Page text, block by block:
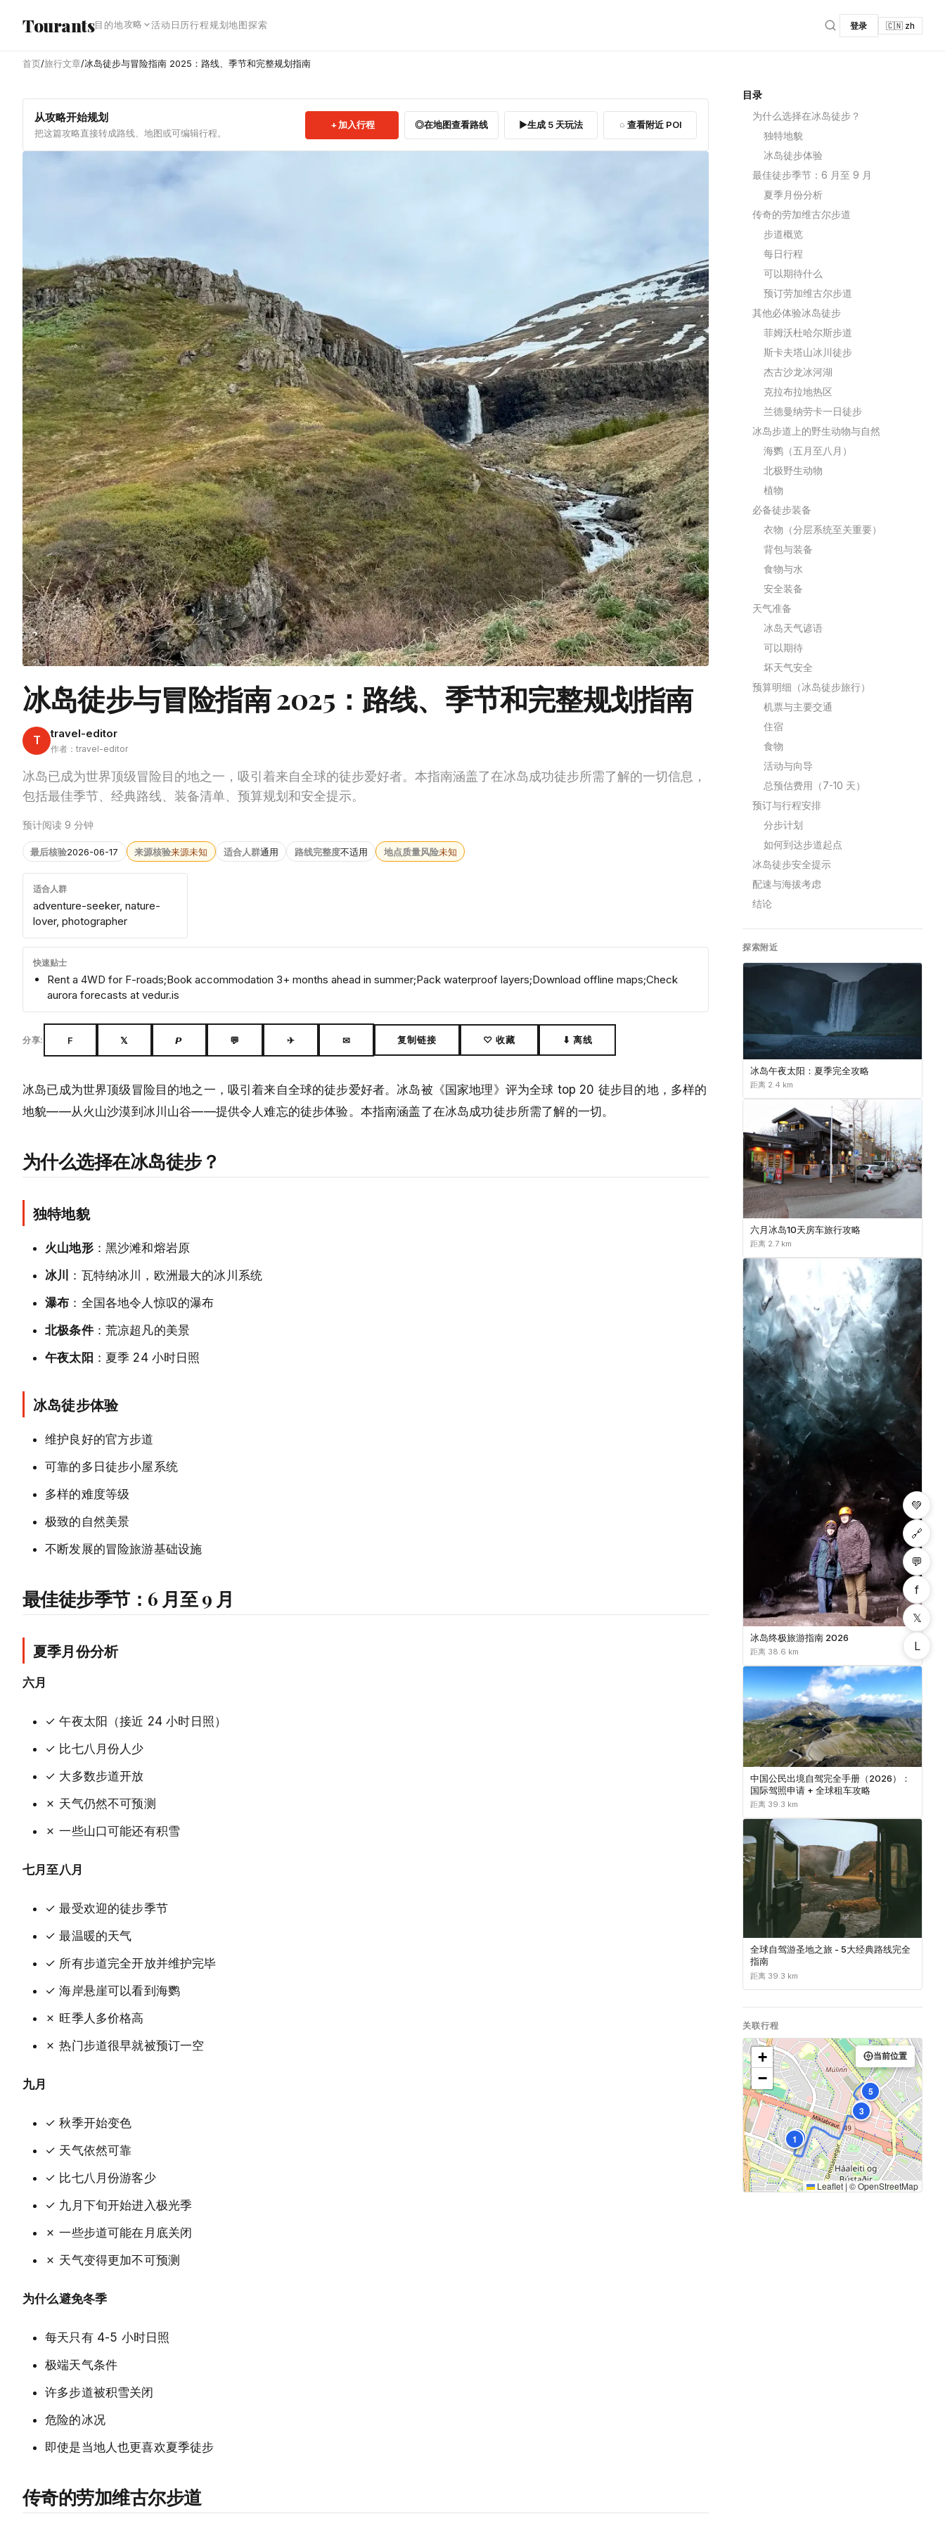
Tourants目的地攻略 活动日历行程规划地图探索 登录 🇨🇳 zh
首页/旅行文章/冰岛徒步与冒险指南 2025：路线、季节和完整规划指南
从攻略开始规划
把这篇攻略直接转成路线、地图或可编辑行程。
加入行程 在地图查看路线 生成 5 天玩法 查看附近 POI
冰岛徒步与冒险指南 2025：路线、季节和完整规划指南
T travel-editor
作者：travel-editor
冰岛已成为世界顶级冒险目的地之一，吸引着来自全球的徒步爱好者。本指南涵盖了在冰岛成功徒步所需了解的一切信息，
包括最佳季节、经典路线、装备清单、预算规划和安全提示。
预计阅读 9 分钟
最后核验2026-06-17 来源核验来源未知 适合人群通用 路线完整度不适用 地点质量风险未知
适合人群
adventure-seeker, nature-
lover, photographer
快速贴士
Rent a 4WD for F-roads;Book accommodation 3+ months ahead in summer;Pack waterproof layers;Download offline maps;Check
aurora forecasts at vedur.is
分享: F 𝕏 𝙋 💬 ✈ ✉ 复制链接 ♡ 收藏 ⬇ 离线
冰岛已成为世界顶级冒险目的地之一，吸引着来自全球的徒步爱好者。冰岛被《国家地理》评为全球 top 20 徒步目的地，多样的
地貌——从火山沙漠到冰川山谷——提供令人难忘的徒步体验。本指南涵盖了在冰岛成功徒步所需了解的一切。
为什么选择在冰岛徒步？
独特地貌
火山地形：黑沙滩和熔岩原
冰川
：瓦特纳冰川，欧洲最大的冰川系统
瀑布 ：全国各地令人惊叹的瀑布
北极条件：荒凉超凡的美景
午夜太阳 ：夏季 24 小时日照
冰岛徒步体验
维护良好的官方步道
可靠的多日徒步小屋系统
多样的难度等级
极致的自然美景
不断发展的冒险旅游基础设施
最佳徒步季节：6 月至 9 月
夏季月份分析
六月
✓ 午夜太阳（接近 24 小时日照）
✓ 比七八月份人少
✓ 大多数步道开放
✗ 天气仍然不可预测
✗ 一些山口可能还有积雪
七月至八月
✓ 最受欢迎的徒步季节
✓ 最温暖的天气
✓ 所有步道完全开放并维护完毕
✓ 海岸悬崖可以看到海鹦
✗ 旺季人多价格高
✗ 热门步道很早就被预订一空
九月
✓ 秋季开始变色
✓ 天气依然可靠
✓ 比七八月份游客少
✓ 九月下旬开始进入极光季
✗ 一些步道可能在月底关闭
✗ 天气变得更加不可预测
为什么避免冬季
每天只有 4-5 小时日照
极端天气条件
许多步道被积雪关闭
危险的冰况
即使是当地人也更喜欢夏季徒步
传奇的劳加维古尔步道
目录
为什么选择在冰岛徒步？
独特地貌
冰岛徒步体验
最佳徒步季节：6 月至 9 月
夏季月份分析
传奇的劳加维古尔步道
步道概览
每日行程
可以期待什么
预订劳加维古尔步道
其他必体验冰岛徒步
菲姆沃杜哈尔斯步道
斯卡夫塔山冰川徒步
杰古沙龙冰河湖
克拉布拉地热区
兰德曼纳劳卡一日徒步
冰岛步道上的野生动物与自然
海鹦（五月至八月）
北极野生动物
植物
必备徒步装备
衣物（分层系统至关重要）
背包与装备
食物与水
安全装备
天气准备
冰岛天气谚语
可以期待
坏天气安全
预算明细（冰岛徒步旅行）
机票与主要交通
住宿
食物
活动与向导
总预估费用（7-10 天）
预订与行程安排
分步计划
如何到达步道起点
冰岛徒步安全提示
配速与海拔考虑
结论
探索附近
冰岛午夜太阳：夏季完全攻略
距离 2.4 km
六月冰岛10天房车旅行攻略
距离 2.7 km
冰岛终极旅游指南 2026
距离 38.6 km
中国公民出境自驾完全手册（2026）：
国际驾照申请 + 全球租车攻略
距离 39.3 km
全球自驾游圣地之旅 - 5大经典路线完全
指南
距离 39.3 km
关联行程
12
3
4
5
+
−
当前位置
Leaflet |©OpenStreetMap
💚
🔗
💬
f
𝕏
L